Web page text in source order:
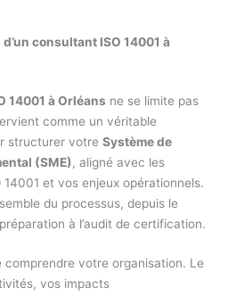
consultant ISO 14001 à
14001 à Orléans ne se limite pas
comme un véritable
structurer votreSystème de
(SME), aligné avec les
et vos enjeux opérationnels.
du processus, depuis le
à l’audit de certification.
comprendre votre organisation. Le
vos impacts